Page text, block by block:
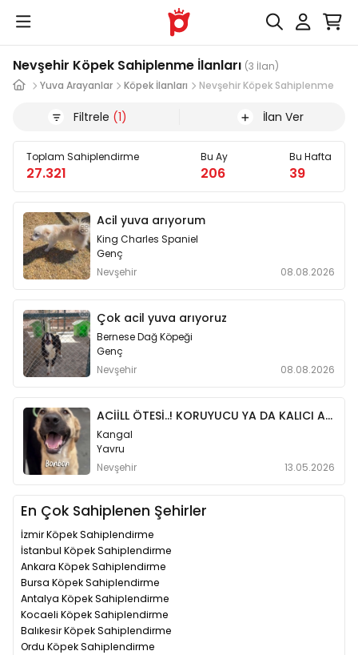
Nevşehir Köpek Sahiplenme İlanları (3 İlan)
Yuva Arayanlar
Köpek İlanları Nevşehir Köpek Sahiplenme
Filtrele (1) İlan Ver
Toplam Sahiplendirme
27.321
Bu Ay
206
Bu Hafta
39
Acil yuva arıyorum
King Charles Spaniel
Genç
Nevşehir
08.08.2026
Çok acil yuva arıyoruz
Bernese Dağ Köpeği
Genç
Nevşehir
08.08.2026
ACİİLL ÖTESİ..! KORUYUCU YA DA KALICI AİLE OL..!
Kangal
Yavru
Nevşehir
13.05.2026
En Çok Sahiplenen Şehirler
İzmir Köpek Sahiplendirme
İstanbul Köpek Sahiplendirme
Ankara Köpek Sahiplendirme
Bursa Köpek Sahiplendirme
Antalya Köpek Sahiplendirme
Kocaeli Köpek Sahiplendirme
Balıkesir Köpek Sahiplendirme
Ordu Köpek Sahiplendirme